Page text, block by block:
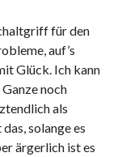
für den
auf’s
Glück. Ich kann
noch
als
solange es
ärgerlich ist es